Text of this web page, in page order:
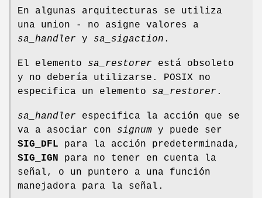
En algunas arquitecturas se utiliza
una union - no asigne valores a
sa_handler y sa_sigaction .
El elemento sa_restorer está obsoleto
y no debería utilizarse. POSIX no
especifica un elemento sa_restorer .
sa_handler especifica la acción que se
va a asociar con signum y puede ser
SIG_DFL para la acción predeterminada,
SIG_IGN
para no tener en cuenta la
señal, o un puntero a una función
manejadora para la señal.